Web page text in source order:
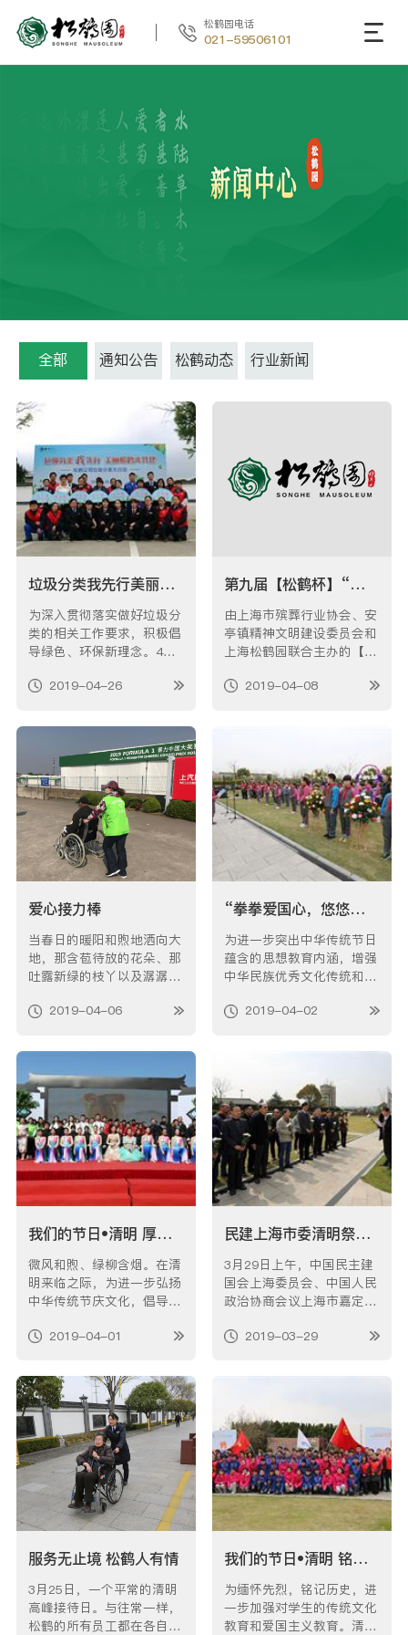
松鹤园电话
021-59506101
全部 通知公告 松鹤动态 行业新闻
垃圾分类我先行美丽松鹤齐共建----松鹤公司开展垃圾分类大行动
为深入贯彻落实做好垃圾分
类的相关工作要求，积极倡
导绿色、环保新理念。4月2
以“垃圾分类我先行，美丽
分类大行动。公司班组长以
上干部以及志愿者代表共80
多人参加了活动，镇卫健
办、镇环卫所领导应邀出
席。 首先，…
2019-04-26
第九届【松鹤杯】“己亥年（猪年）•清明感恩”征文获奖公告
由上海市殡葬行业协会、安
亭镇精神文明建设委员会和
上海松鹤园联合主办的【松
明感恩”有奖征文活动自20
（以邮戳为准）活动结束，
共收到331篇参选文章。本
着公开、公正的…
2019-04-08
爱心接力棒
当春日的暖阳和煦地洒向大
地，那含苞待放的花朵、那
吐露新绿的枝丫以及潺潺流
日里的灵动，人们在这个季
心也变得无比纯净。就在这
样一个温暖的日子里，有这
样一群人，他们热忱的服
务、贴心的关怀让“爱”也如
春天的暖阳一…
2019-04-06
“拳拳爱国心，悠悠建国情”——方泰小学“金石少年”清明祭英烈主题活动
为进一步突出中华传统节日
蕴含的思想教育内涵，增强
中华民族优秀文化传统和革
机，4月2日下午，松鹤与方
爱国心，悠悠建国情”为主
松鹤党团员志愿者、师生代
表共60名多人参加了此次活
动。 …
2019-04-02
我们的节日•清明 厚德风正好 气清景明新
微风和煦、绿柳含烟。在清
明来临之际，为进一步弘扬
中华传统节庆文化，倡导文
月1日下午，上海松鹤园在
镇文明办、镇民政办共同支
持下，举办了以“我们的节
日---厚德风正好，气清景
明新”为主题的清明节庆文
化活动。区、镇…
2019-04-01
民建上海市委清明祭扫胡厥文先生墓仪式
3月29日上午，中国民主建
国会上海委员会、中国人民
政治协商会议上海市嘉定区
部、区工商联及安亭镇党委
举行了清明祭扫胡厥文先生
市委副主委杨成长的带领
下，大家怀着无比崇敬的心
情，来到胡…
2019-03-29
服务无止境 松鹤人有情
3月25日，一个平常的清明
高峰接待日。与往常一样，
松鹤的所有员工都在各自岗
我们的节日•清明 铭初心 祭英烈 勇前行 践誓言 ——松鹤携手方泰中学开展德育教育社会实践活动
为缅怀先烈，铭记历史，进
一步加强对学生的传统文化
教育和爱国主义教育。清明